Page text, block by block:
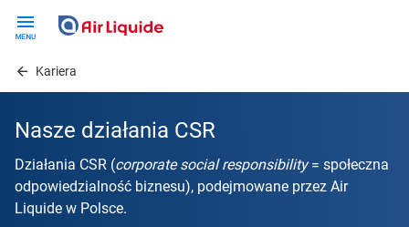
contentKariera
Nasze działania CSR
Działania CSR (corporate social responsibility= społeczna
odpowiedzialność biznesu), podejmowane przez Air
Liquide w Polsce.